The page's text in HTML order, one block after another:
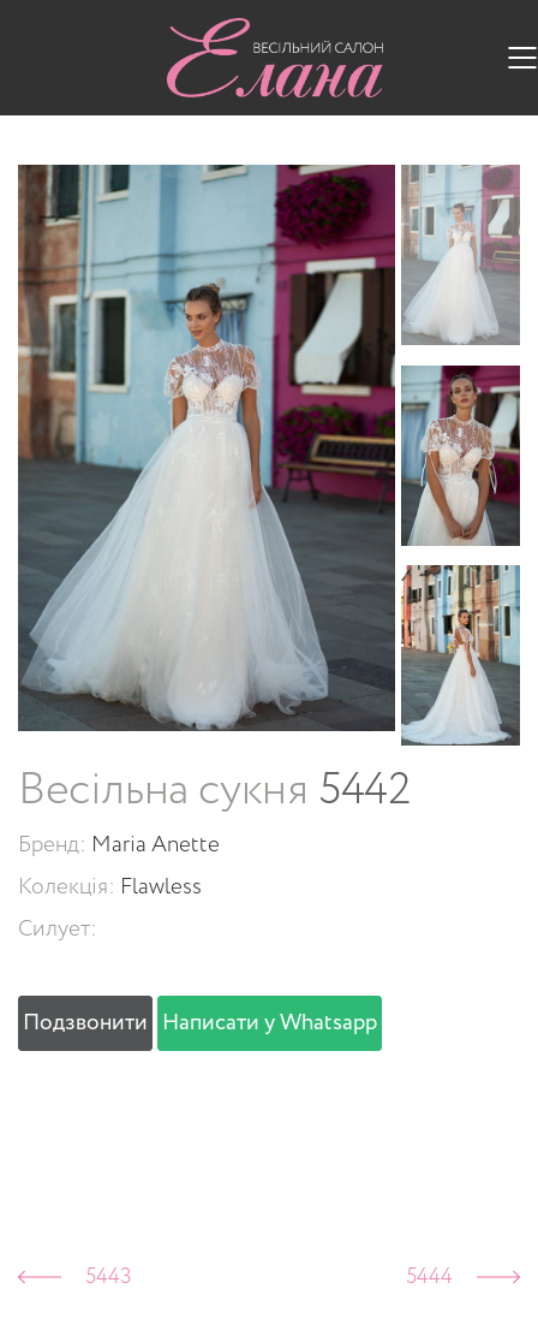
Весільні сукні/
Весільна сукня 5442
Бренд: Maria Anette
Колекція: Flawless
Силует:
Подзвонити Написати у Whatsapp
5443 5444